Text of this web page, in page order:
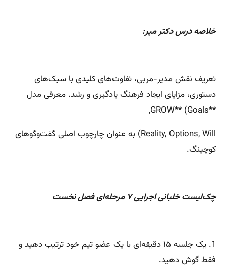
خلاصه درس دکتر میر:
تعریف نقش مدیر-مربی، تفاوت‌های کلیدی با سبک‌های
دستوری، مزایای ایجاد فرهنگ یادگیری و رشد. معرفی مدل
**GROW** (Goals,
Reality, Options, Will) به عنوان چارچوب اصلی گفت‌وگوهای
کوچینگ.
چک‌لیست خلبانی اجرایی ۷ مرحله‌ای فصل نخست
1. یک جلسه ۱۵ دقیقه‌ای با یک عضو تیم خود ترتیب دهید و
فقط گوش دهید.